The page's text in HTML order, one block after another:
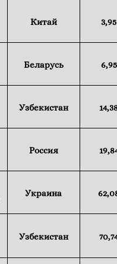
Китай 3,95
Беларусь 6,95
Узбекистан
Россия
Украина
Узбекистан